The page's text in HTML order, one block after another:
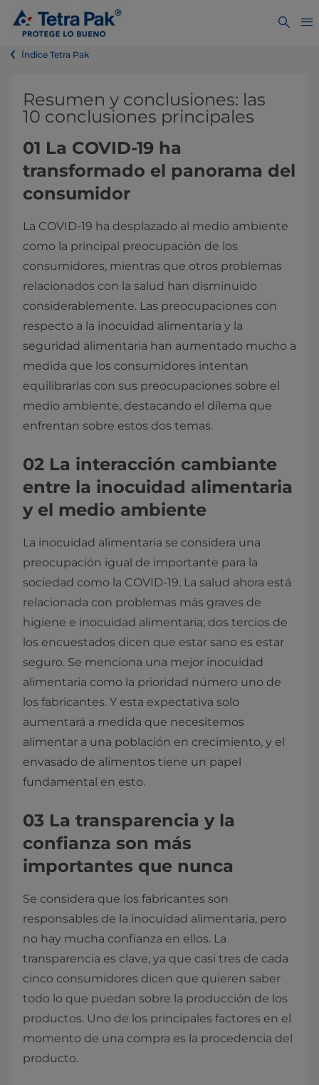
Índice Tetra Pak
Resumen y conclusiones: las
10 conclusiones principales
01 La COVID-19 ha
transformado el panorama del
consumidor
La COVID-19 ha desplazado al medio ambiente
como la principal preocupación de los
consumidores, mientras que otros problemas
relacionados con la salud han disminuido
considerablemente. Las preocupaciones con
respecto a la inocuidad alimentaria y la
seguridad alimentaria han aumentado mucho a
medida que los consumidores intentan
equilibrarlas con sus preocupaciones sobre el
medio ambiente, destacando el dilema que
enfrentan sobre estos dos temas.
02 La interacción cambiante
entre la inocuidad alimentaria
y el medio ambiente
La inocuidad alimentaria se considera una
preocupación igual de importante para la
sociedad como la COVID-19. La salud ahora está
relacionada con problemas más graves de
higiene e inocuidad alimentaria; dos tercios de
los encuestados dicen que estar sano es estar
seguro. Se menciona una mejor inocuidad
alimentaria como la prioridad número uno de
los fabricantes. Y esta expectativa solo
aumentará a medida que necesitemos
alimentar a una población en crecimiento, y el
envasado de alimentos tiene un papel
fundamental en esto.
03 La transparencia y la
confianza son más
importantes que nunca
Se considera que los fabricantes son
responsables de la inocuidad alimentaria, pero
no hay mucha confianza en ellos. La
transparencia es clave, ya que casi tres de cada
cinco consumidores dicen que quieren saber
todo lo que puedan sobre la producción de los
productos. Uno de los principales factores en el
momento de una compra es la procedencia del
producto.